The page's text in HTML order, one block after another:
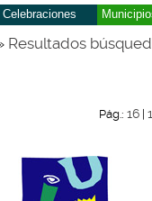
Celebraciones
Resultados
Pág.: 16|